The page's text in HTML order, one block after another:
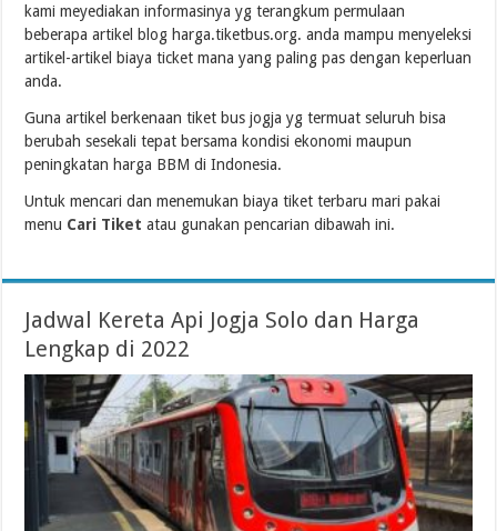
kami meyediakan informasinya yg terangkum permulaan
beberapa artikel blog harga.tiketbus.org. anda mampu menyeleksi
artikel-artikel biaya ticket mana yang paling pas dengan keperluan
anda.
Guna artikel berkenaan tiket bus jogja yg termuat seluruh bisa
berubah sesekali tepat bersama kondisi ekonomi maupun
peningkatan harga BBM di Indonesia.
Untuk mencari dan menemukan biaya tiket terbaru mari pakai
menu Cari Tiket atau gunakan pencarian dibawah ini.
Jadwal Kereta Api Jogja Solo dan Harga
Lengkap di 2022